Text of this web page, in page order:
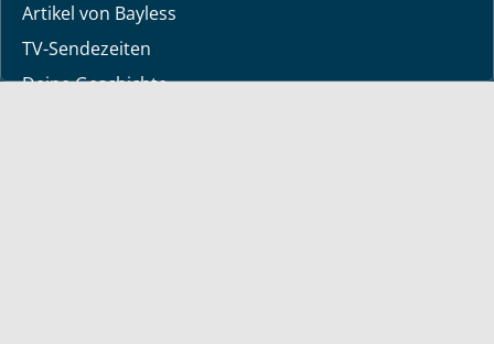
Artikel von Bayless
TV-Sendezeiten
Deine Geschichte